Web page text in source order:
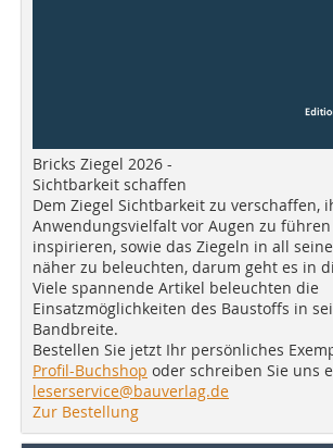
Bricks Ziegel 2026 -
Sichtbarkeit schaffen
Dem Ziegel Sichtbarkeit zu verschaffen,
Anwendungsvielfalt vor Augen zu
inspirieren, sowie das Ziegeln in all
näher zu beleuchten, darum geht es in
Viele spannende Artikel beleuchten die
Einsatzmöglichkeiten des Baustoffs in
Bandbreite.
Bestellen Sie jetzt Ihr persönliches
Profil-Buchshop oder schreiben Sie uns
leserservice@bauverlag.de
Zur Bestellung